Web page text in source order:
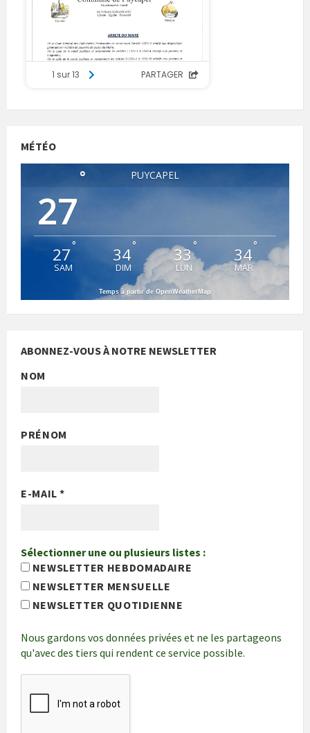
MÉTÉO
PUYCAPEL
27
°
27°
SAM
34°
DIM
33°
LUN
34°
MAR
Temps à partir de OpenWeatherMap
ABONNEZ-VOUS À NOTRE NEWSLETTER
NOM
PRÉNOM
E-MAIL*
Sélectionner une ou plusieurs listes :
NEWSLETTER HEBDOMADAIRE
NEWSLETTER MENSUELLE
NEWSLETTER QUOTIDIENNE
Nous gardons vos données privées et ne les partageons
qu'avec des tiers qui rendent ce service possible.